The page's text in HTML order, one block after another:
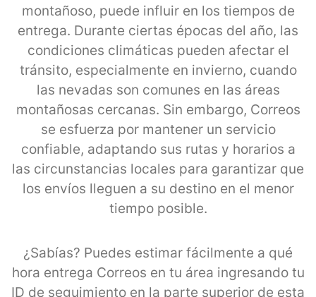
montañoso, puede influir en los tiempos de
entrega. Durante ciertas épocas del año, las
condiciones climáticas pueden afectar el
tránsito, especialmente en invierno, cuando
las nevadas son comunes en las áreas
montañosas cercanas. Sin embargo, Correos
se esfuerza por mantener un servicio
confiable, adaptando sus rutas y horarios a
las circunstancias locales para garantizar que
los envíos lleguen a su destino en el menor
tiempo posible.
¿Sabías? Puedes estimar fácilmente a qué
hora entrega Correos en tu área ingresando tu
ID de seguimiento en la parte superior de esta